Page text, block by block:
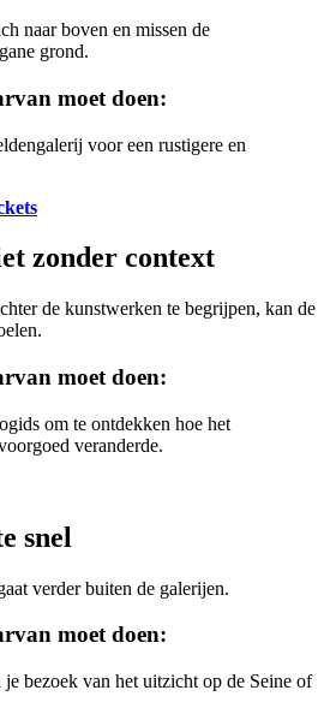
naar boven en missen de
grond.
moet doen:
voor een rustigere en
zonder context
de kunstwerken te begrijpen, kan de
moet doen:
om te ontdekken hoe het
veranderde.
snel
verder buiten de galerijen.
moet doen:
bezoek van het uitzicht op de Seine of